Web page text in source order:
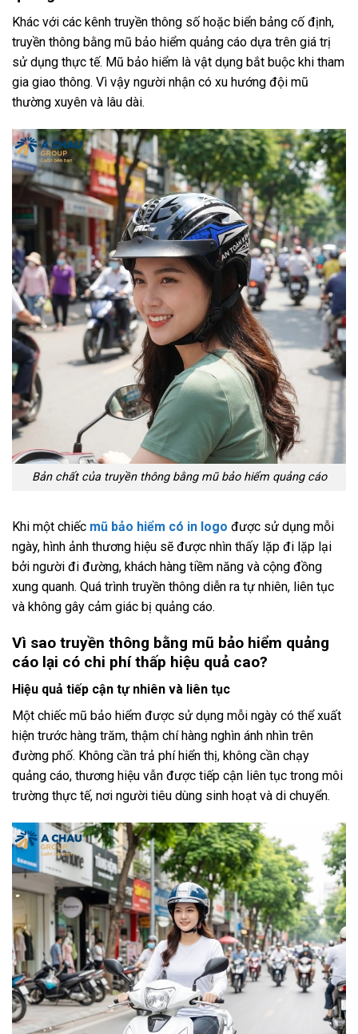
Khác với các kênh truyền thông số hoặc biển bảng cố định,
truyền thông bằng mũ bảo hiểm quảng cáo dựa trên giá trị
sử dụng thực tế. Mũ bảo hiểm là vật dụng bắt buộc khi tham
gia giao thông. Vì vậy người nhận có xu hướng đội mũ
thường xuyên và lâu dài.
Bản chất của truyền thông bằng mũ bảo hiểm quảng cáo
Khi một chiếc mũ bảo hiểm có in logo được sử dụng mỗi
ngày, hình ảnh thương hiệu sẽ được nhìn thấy lặp đi lặp lại
bởi người đi đường, khách hàng tiềm năng và cộng đồng
xung quanh. Quá trình truyền thông diễn ra tự nhiên, liên tục
và không gây cảm giác bị quảng cáo.
Vì sao truyền thông bằng mũ bảo hiểm quảng
cáo lại có chi phí thấp hiệu quả cao?
Hiệu quả tiếp cận tự nhiên và liên tục
Một chiếc mũ bảo hiểm được sử dụng mỗi ngày có thể xuất
hiện trước hàng trăm, thậm chí hàng nghìn ánh nhìn trên
đường phố. Không cần trả phí hiển thị, không cần chạy
quảng cáo, thương hiệu vẫn được tiếp cận liên tục trong môi
trường thực tế, nơi người tiêu dùng sinh hoạt và di chuyển.